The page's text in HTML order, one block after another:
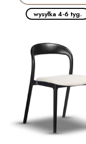
wysyłka 4-6 tyg.